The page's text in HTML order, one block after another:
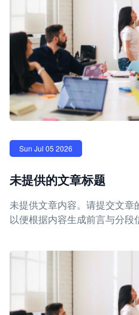
Sun Jul 05 2026
未提供的文章标题
未提供文章内容。请提交文章
以便根据内容生成前言与分段